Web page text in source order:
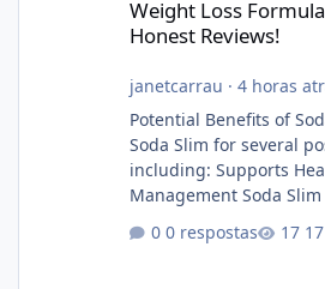
Weight Loss
Honest Reviews!
janetcarrau · 4 horas
Potential Benefits of
Soda Slim for several
including: Supports
Management Soda
complement Soda Slim
exercise rather than
0 respostas